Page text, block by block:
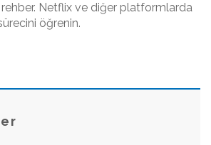
rehber. Netflix ve diğer platformlarda
öğrenin.